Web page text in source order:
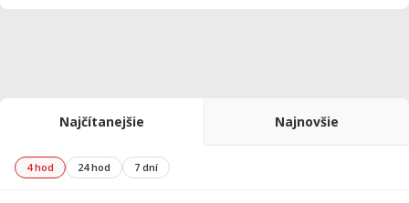
Najčítanejšie Najnovšie
4 hod 24 hod 7 dní